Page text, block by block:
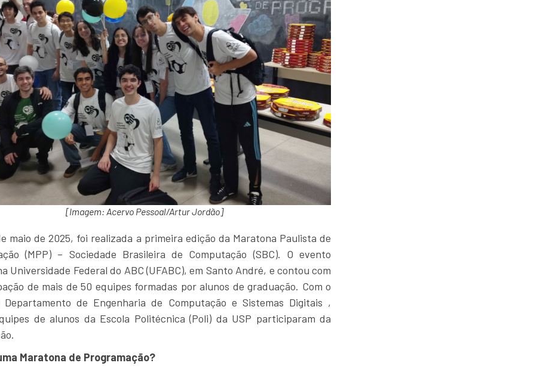
[Imagem: Acervo Pessoal/Artur Jordão]
maio de 2025, foi realizada a primeira edição da Maratona Paulista de
(MPP) – Sociedade Brasileira de Computação (SBC). O evento
Universidade Federal do ABC (UFABC), em Santo André, e contou com
de mais de 50 equipes formadas por alunos de graduação. Com o
Departamento de Engenharia de Computação e Sistemas Digitais ,
de alunos da Escola Politécnica (Poli) da USP participaram da
Maratona de Programação?